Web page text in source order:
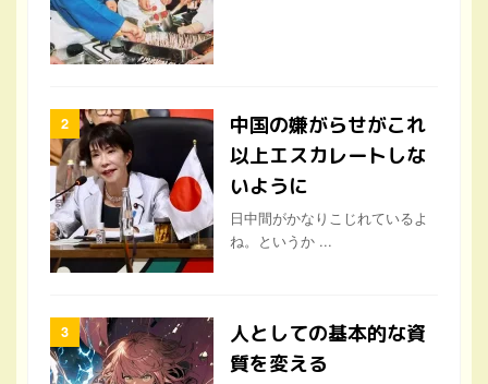
中国の嫌がらせがこれ
以上エスカレートしな
いように
日中間がかなりこじれているよ
ね。というか ...
人としての基本的な資
質を変える